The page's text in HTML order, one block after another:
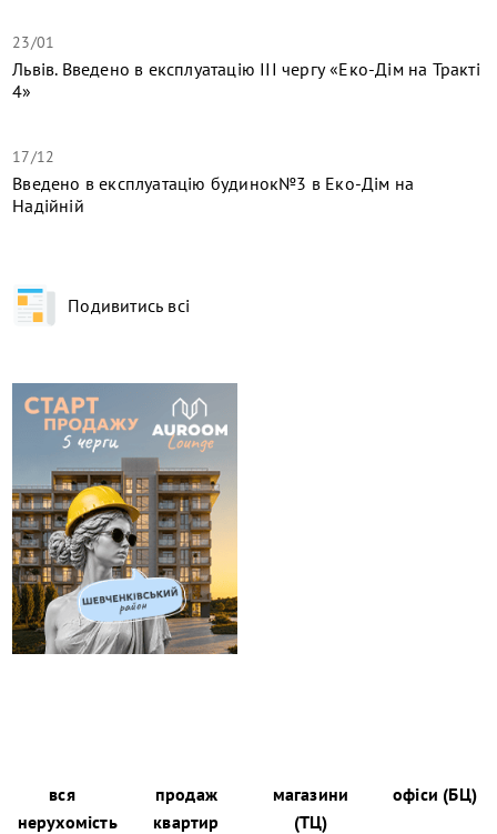
23/01
Львів. Введено в експлуатацію ІІІ чергу «Еко-Дім на Тракті
4»
17/12
​Введено в експлуатацію будинок№3 в Еко-Дім на
Надійній
Подивитись всі
вся
нерухомість
продаж
квартир
магазини
(ТЦ)
офіси (БЦ)